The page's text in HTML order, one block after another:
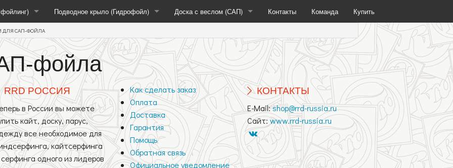
Подводное крыло (Гидрофойл)
Подводное крыло (Гидрофойл) Виндсерфинг
Мультиспорт
Доска с веслом (САП)
Весла
Доски для САП (SUP) Жесткие САП
Надувные САП
Доски для САП-фойла
Паруса для САП
Контакты Команда Купить
ДЛЯ САП-ФОЙЛА
фойла
RRD РОССИЯ
в России вы можете
кайт, доску, парус,
все необходимое для
кайтсерфинга
одного из лидеров
Как сделать заказ
Оплата
Доставка
Гарантия
Помощь
Обратная связь
Официальное уведомление
КОНТАКТЫ
E-Mail:shop@rrd-russia.ru
Сайт:www.rrd-russia.ru